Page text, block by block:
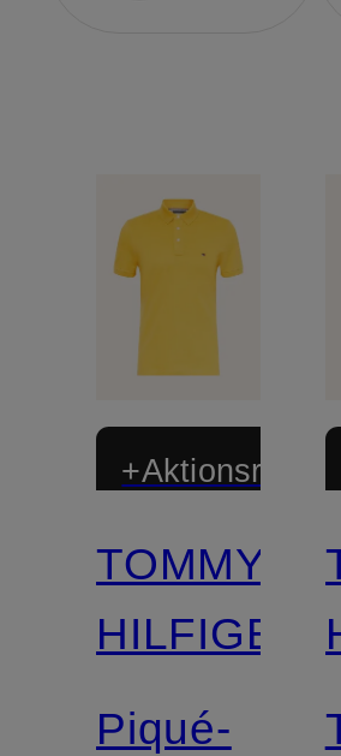
+Aktionsrabatt
TOMMY
HILFIGER
Piqué-